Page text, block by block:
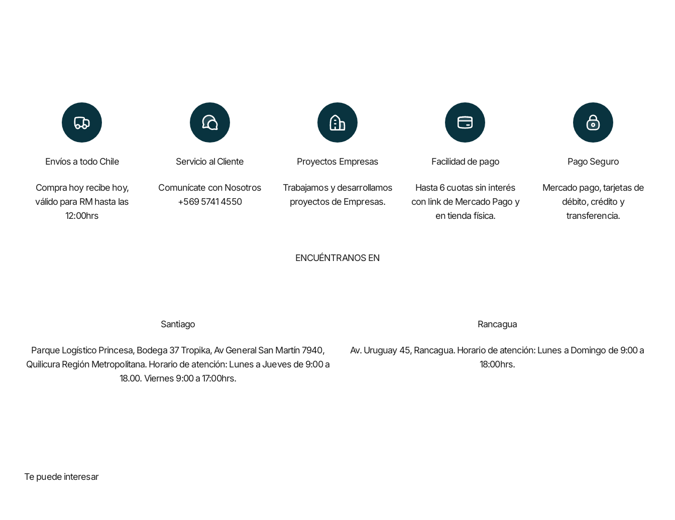
Envíos a todo Chile
Compra hoy recibe hoy,
válido para RM hasta las
12:00hrs
Servicio al Cliente
Comunícate con Nosotros
+569 5741 4550
Proyectos Empresas
Trabajamos y desarrollamos
proyectos de Empresas.
Facilidad de pago
Hasta 6 cuotas sin interés
con link de Mercado Pago y
en tienda física.
Pago Seguro
Mercado pago, tarjetas de
débito, crédito y
transferencia.
ENCUÉNTRANOS EN
Santiago
Parque Logístico Princesa, Bodega 37 Tropika, Av General San Martín 7940,
Quilicura Región Metropolitana. Horario de atención: Lunes a Jueves de 9:00 a
18.00. Viernes 9:00 a 17:00hrs.
Rancagua
Av. Uruguay 45, Rancagua. Horario de atención: Lunes a Domingo de 9:00 a
18:00hrs.
Te puede interesar